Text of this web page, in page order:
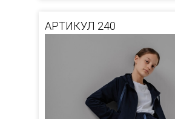
АРТИКУЛ 240